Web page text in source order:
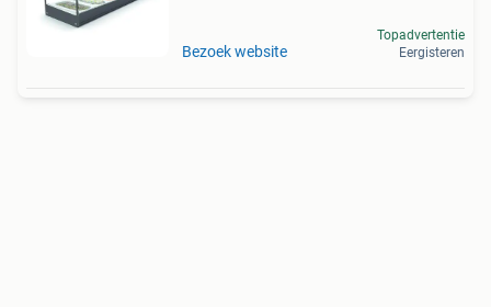
Bezoek website
Topadvertentie
Eergisteren